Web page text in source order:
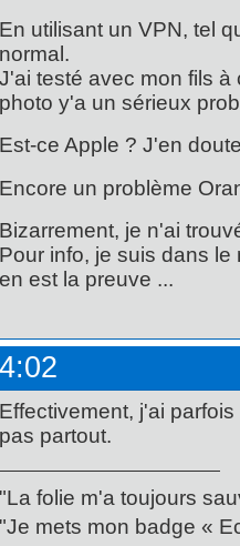
En utilisant un VPN, tel
normal.
J'ai testé avec mon fils
photo y'a un sérieux
Est-ce Apple ? J'en
Encore un problème
Bizarrement, je n'ai
Pour info, je suis dans
en est la preuve ...
Effectivement, j'ai
pas partout.
"La folie m'a toujours
"Je mets mon badge «